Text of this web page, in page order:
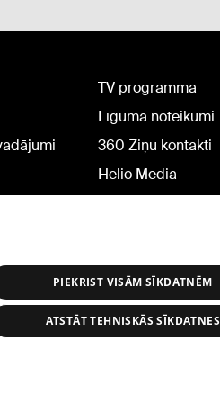
TV programma
Līguma noteikumi
360 Ziņu kontakti
Helio Media
PIEKRIST VISĀM SĪKDATNĒM
ATSTĀT TEHNISKĀS SĪKDATNES